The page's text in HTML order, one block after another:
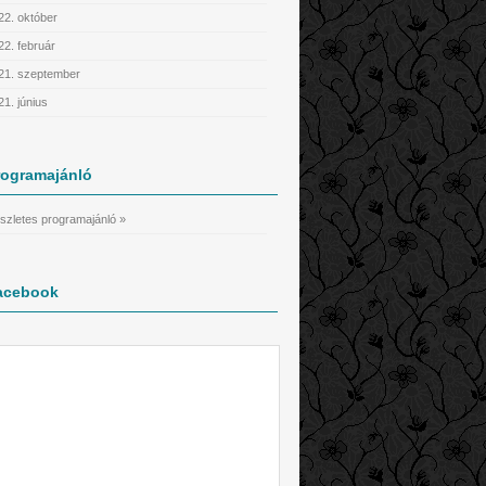
október
február
szeptember
június
programajánló »